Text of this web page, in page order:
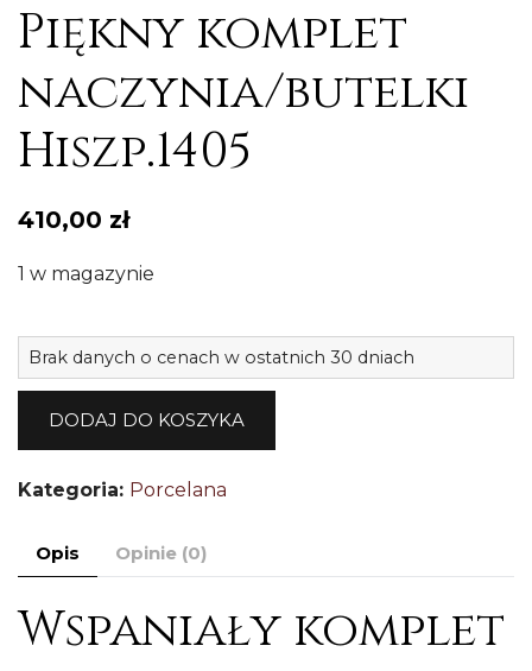
Piękny komplet
naczynia/butelki
Hiszp.1405
410,00 zł
1 w magazynie
Brak danych o cenach w ostatnich 30 dniach
DODAJ DO KOSZYKA
Kategoria: Porcelana
Opis Opinie (0)
Wspaniały komplet